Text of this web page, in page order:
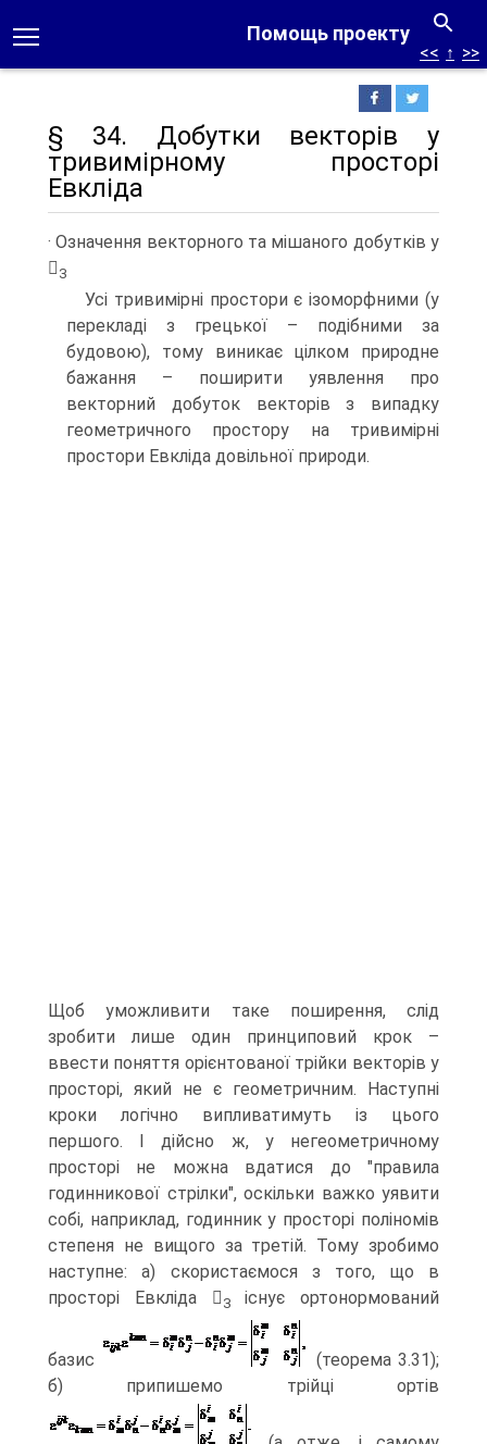
Помощь проекту
<< ↑ >>
§ 34. Добутки векторів у
тривимірному просторі
Евкліда
· Означення векторного та мішаного добутків у
 3
Усі тривимірні простори є ізоморфними (у
перекладі з грецької – подібними за
будовою), тому виникає цілком природне
бажання – поширити уявлення про
векторний добуток векторів з випадку
геометричного простору на тривимірні
простори Евкліда довільної природи.
Щоб уможливити таке поширення, слід
зробити лише один принциповий крок –
ввести поняття орієнтованої трійки векторів у
просторі, який не є геометричним. Наступні
кроки логічно випливатимуть із цього
першого. І дійсно ж, у негеометричному
просторі не можна вдатися до "правила
годинникової стрілки", оскільки важко уявити
собі, наприклад, годинник у просторі поліномів
степеня не вищого за третій. Тому зробимо
наступне: а) скористаємося з того, що в
просторі Евкліда  3існує ортонормований
базис
(теорема 3.31);
б) припишемо трійці ортів